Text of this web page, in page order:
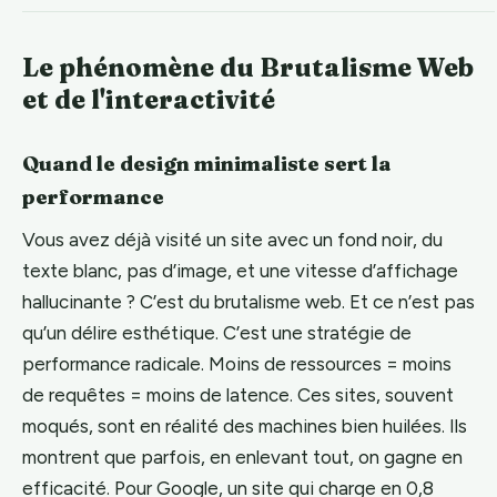
Le phénomène du Brutalisme Web
et de l'interactivité
Quand le design minimaliste sert la
performance
Vous avez déjà visité un site avec un fond noir, du
texte blanc, pas d’image, et une vitesse d’affichage
hallucinante ? C’est du brutalisme web. Et ce n’est pas
qu’un délire esthétique. C’est une stratégie de
performance radicale. Moins de ressources = moins
de requêtes = moins de latence. Ces sites, souvent
moqués, sont en réalité des machines bien huilées. Ils
montrent que parfois, en enlevant tout, on gagne en
efficacité. Pour Google, un site qui charge en 0,8